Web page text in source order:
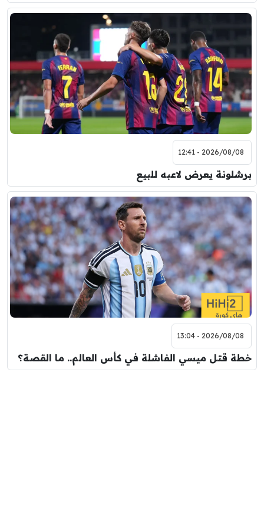
2026/08/08 - 12:41
برشلونة يعرض لاعبه للبيع
2026/08/08 - 13:04
خطة قتل ميسي الفاشلة في كأس العالم.. ما القصة؟